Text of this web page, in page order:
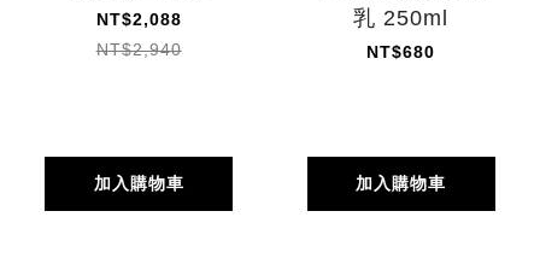
NT$2,088
NT$2,940
加入購物車
乳 250ml
NT$680
加入購物車